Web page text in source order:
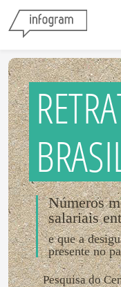
Números
salariais
e que a
presente no
Pesquisa do